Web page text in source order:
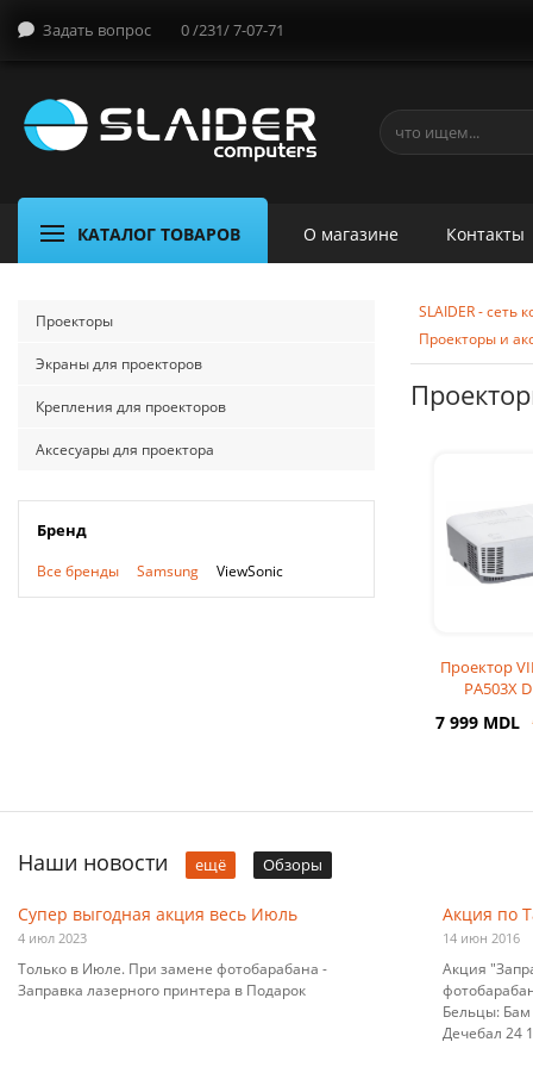
Задать вопрос 0 /231/ 7-07-71
КАТАЛОГ ТОВАРОВ О магазине Контакты
Проекторы
Экраны для проекторов
Крепления для проекторов
Аксесуары для проектора
Бренд
Все бренды Samsung ViewSonic
SLAIDER - сеть
Проекторы и
Проектор
PA503X
7 999 MDL
Наши новости ещё Обзоры
Супер выгодная акция весь Июль
4 июл 2023
Только в Июле. При замене фотобарабана -
Заправка лазерного принтера в Подарок
Акция по
14 июн 2016
Акция
Бельцы: Бам
Дечебал 24